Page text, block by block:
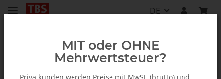
DE
Startseite
MIT oder OHNE
Mehrwertsteuer?
Privatkunden werden Preise mit MwSt. (brutto) und